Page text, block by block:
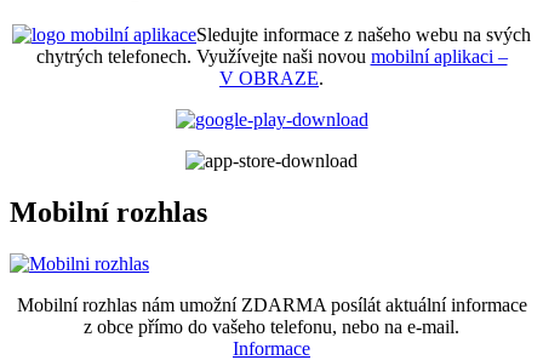
Sledujte informace z našeho webu na svých
chytrých telefonech. Využívejte naši novou mobilní aplikaci –
V OBRAZE.
Mobilní rozhlas
Mobilní rozhlas nám umožní ZDARMA posílát aktuální informace
z obce přímo do vašeho telefonu, nebo na e-mail.
Informace